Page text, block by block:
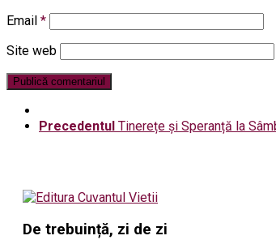
Email *
Site web
Precedentul Tinerețe și Speranță la
De trebuință, zi de zi